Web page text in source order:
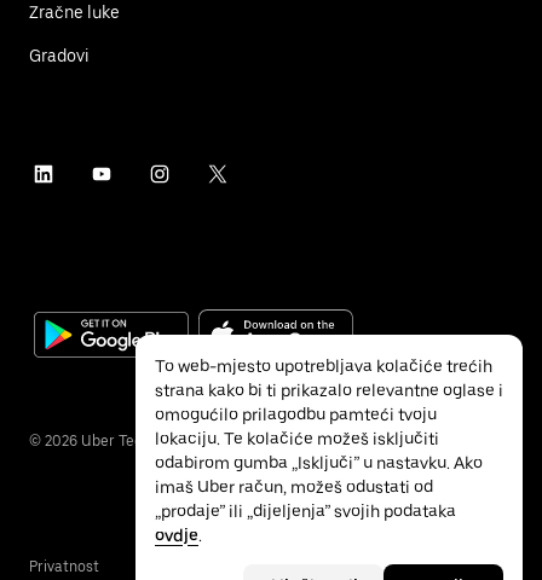
Zračne luke
Gradovi
© 2026 Uber Technologies Inc.
Privatnost
To web-mjesto upotrebljava kolačiće trećih
strana kako bi ti prikazalo relevantne oglase i
omogućilo prilagodbu pamteći tvoju
lokaciju. Te kolačiće možeš isključiti
odabirom gumba „Isključi” u nastavku. Ako
imaš Uber račun, možeš odustati od
„prodaje” ili „dijeljenja” svojih podataka
ovdje.